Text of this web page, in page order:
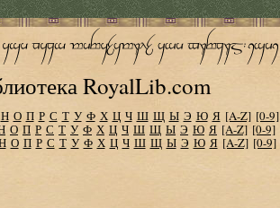
RoyalLib.com
Н О П Р С Т У Ф Х Ц Ч Ш Щ Ы Э Ю Я [A-Z] [0-9]
О П Р С Т У Ф Х Ц Ч Ш Щ Ы Э Ю Я [A-Z] [0-9]
О П Р С Т У Ф Х Ц Ч Ш Щ Ы Э Ю Я [A-Z] [0-9]